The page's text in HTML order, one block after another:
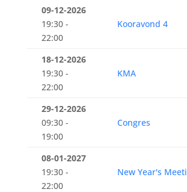
09-12-2026
19:30 -
22:00
Kooravond 4
18-12-2026
19:30 -
22:00
KMA
29-12-2026
09:30 -
19:00
Congres
08-01-2027
19:30 -
22:00
New Year's